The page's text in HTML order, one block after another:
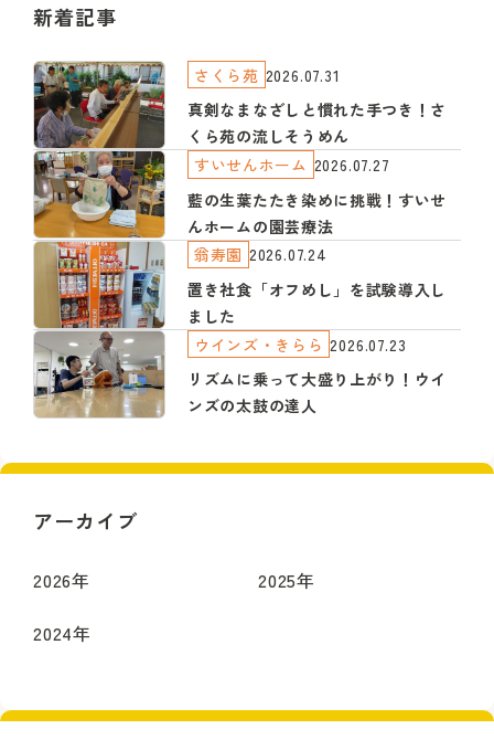
新着記事
真剣なまなざしと慣れた手つき！さ
くら苑の流しそうめん
さくら苑 2026.07.31
藍の生葉たたき染めに挑戦！すいせ
んホームの園芸療法
すいせんホーム 2026.07.27
置き社食「オフめし」を試験導入し
ました
翁寿園 2026.07.24
リズムに乗って大盛り上がり！ウイ
ンズの太鼓の達人
ウインズ・きらら 2026.07.23
アーカイブ
2026年 2025年
2024年